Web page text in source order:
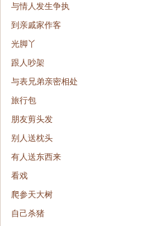
与情人发生争执
到亲戚家作客
光脚丫
跟人吵架
与表兄弟亲密相处
旅行包
朋友剪头发
别人送枕头
有人送东西来
看戏
爬参天大树
自己杀猪